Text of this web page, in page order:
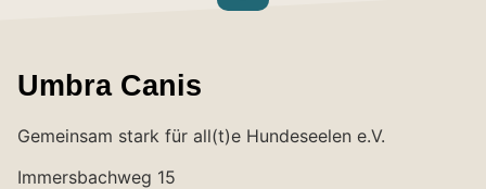
Umbra Canis
Gemeinsam stark für all(t)e Hundeseelen e.V.
Immersbachweg 15